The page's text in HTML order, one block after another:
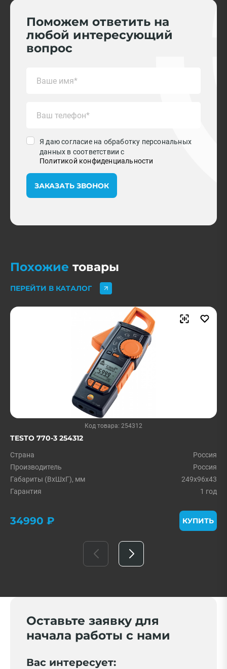
Поможем ответить на
любой интересующий
вопрос
Я даю согласие на обработку персональных
данных в соответствии с
Политикой конфиденциальности
ЗАКАЗАТЬ ЗВОНОК
Похожие товары
ПЕРЕЙТИ В КАТАЛОГ
Код товара: 254312
TESTO 770-3 254312
Страна
Россия
Производитель
Россия
Габариты (ВхШхГ), мм
249x96x43
Гарантия
1 год
34990 ₽ КУПИТЬ
Оставьте заявку для
начала работы с нами
Вас интересует: